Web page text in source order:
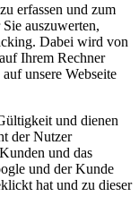
erfassen und zum
auszuwerten,
Dabei wird von
Ihrem Rechner
unsere Webseite
und dienen
der Nutzer
und das
und der Kunde
hat und zu dieser